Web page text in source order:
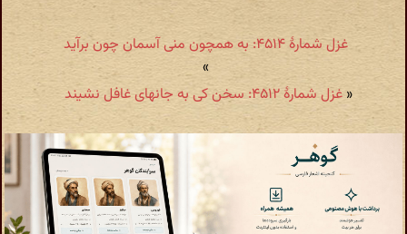
غزل شمارهٔ ۴۵۱۴: به همچون منی آسمان چون برآید
»
« غزل شمارهٔ ۴۵۱۲: سخن کی به جانهای غافل نشیند